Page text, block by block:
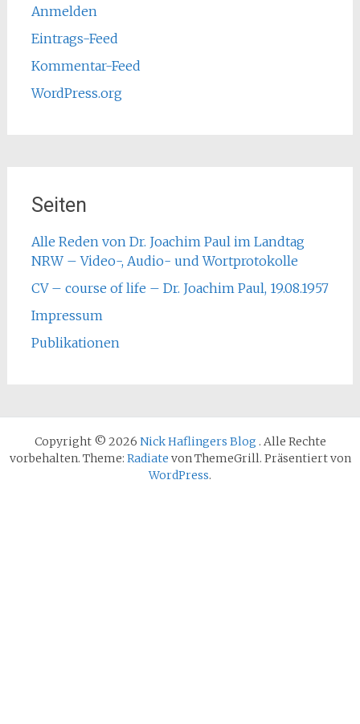
Anmelden
Eintrags-Feed
Kommentar-Feed
WordPress.org
Seiten
Alle Reden von Dr. Joachim Paul im Landtag
NRW – Video-, Audio- und Wortprotokolle
CV – course of life – Dr. Joachim Paul, 19.08.1957
Impressum
Publikationen
Copyright © 2026 Nick Haflingers Blog . Alle Rechte
vorbehalten. Theme: Radiate von ThemeGrill. Präsentiert von
WordPress.